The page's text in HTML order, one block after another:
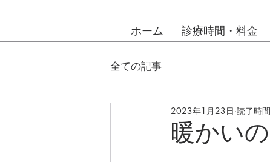
ホーム 診療時間・料金
全ての記事
暖かい
2023年1月23日 読了時